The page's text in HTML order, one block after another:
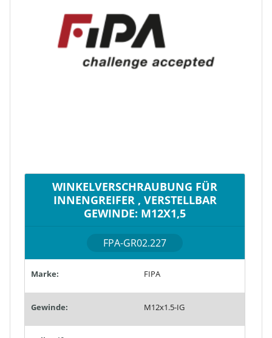
WINKELVERSCHRAUBUNG FÜR
INNENGREIFER , VERSTELLBAR
GEWINDE: M12X1,5
FPA-GR02.227
Marke: FIPA
Gewinde: M12x1.5-IG